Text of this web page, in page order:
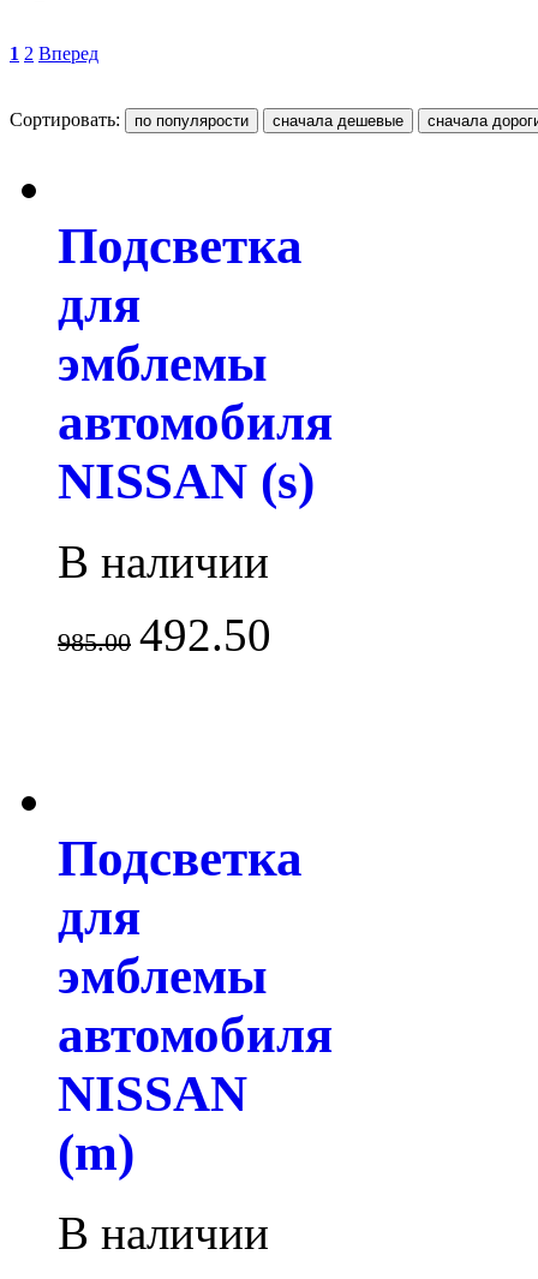
1 2 Вперед
Сортировать:
Подсветка
для
эмблемы
автомобиля
NISSAN (s)
В наличии
985.00 492.50
Подсветка
для
эмблемы
автомобиля
NISSAN
(m)
В наличии